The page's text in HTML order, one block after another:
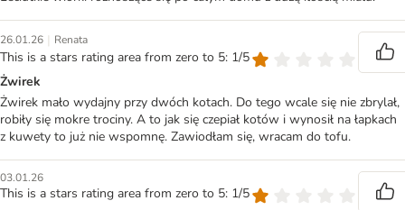
26.01.26 | Renata
This is a stars rating area from zero to 5: 1/5
Żwirek
Żwirek mało wydajny przy dwóch kotach. Do tego wcale się nie zbrylał,
robiły się mokre trociny. A to jak się czepiał kotów i wynosił na łapkach
z kuwety to już nie wspomnę. Zawiodłam się, wracam do tofu.
03.01.26
This is a stars rating area from zero to 5: 1/5